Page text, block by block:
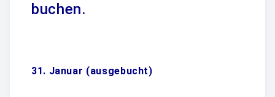
Kundenstimmen
buchen.
31. Januar (ausgebucht)